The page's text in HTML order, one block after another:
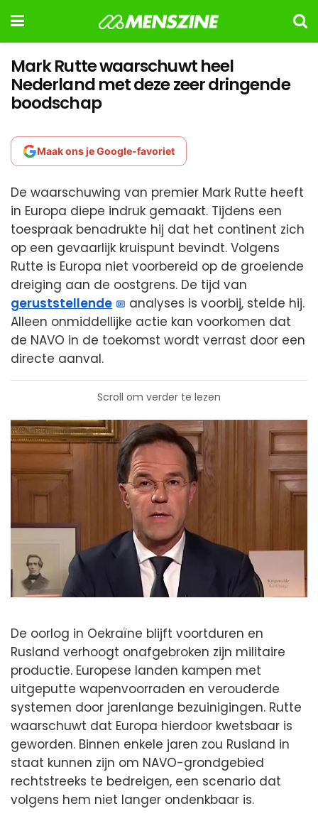
Mark Rutte waarschuwt heel
Nederland met deze zeer dringende
boodschap
Maak ons je Google-favoriet
De waarschuwing van premier Mark Rutte heeft
in Europa diepe indruk gemaakt. Tijdens een
toespraak benadrukte hij dat het continent zich
op een gevaarlijk kruispunt bevindt. Volgens
Rutte is Europa niet voorbereid op de groeiende
dreiging aan de oostgrens. De tijd van
geruststellende
analyses is voorbij, stelde hij.
Alleen onmiddellijke actie kan voorkomen dat
de NAVO in de toekomst wordt verrast door een
directe aanval.
Scroll om verder te lezen
De oorlog in Oekraïne blijft voortduren en
Rusland verhoogt onafgebroken zijn militaire
productie. Europese landen kampen met
uitgeputte wapenvoorraden en verouderde
systemen door jarenlange bezuinigingen. Rutte
waarschuwt dat Europa hierdoor kwetsbaar is
geworden. Binnen enkele jaren zou Rusland in
staat kunnen zijn om NAVO-grondgebied
rechtstreeks te bedreigen, een scenario dat
volgens hem niet langer ondenkbaar is.